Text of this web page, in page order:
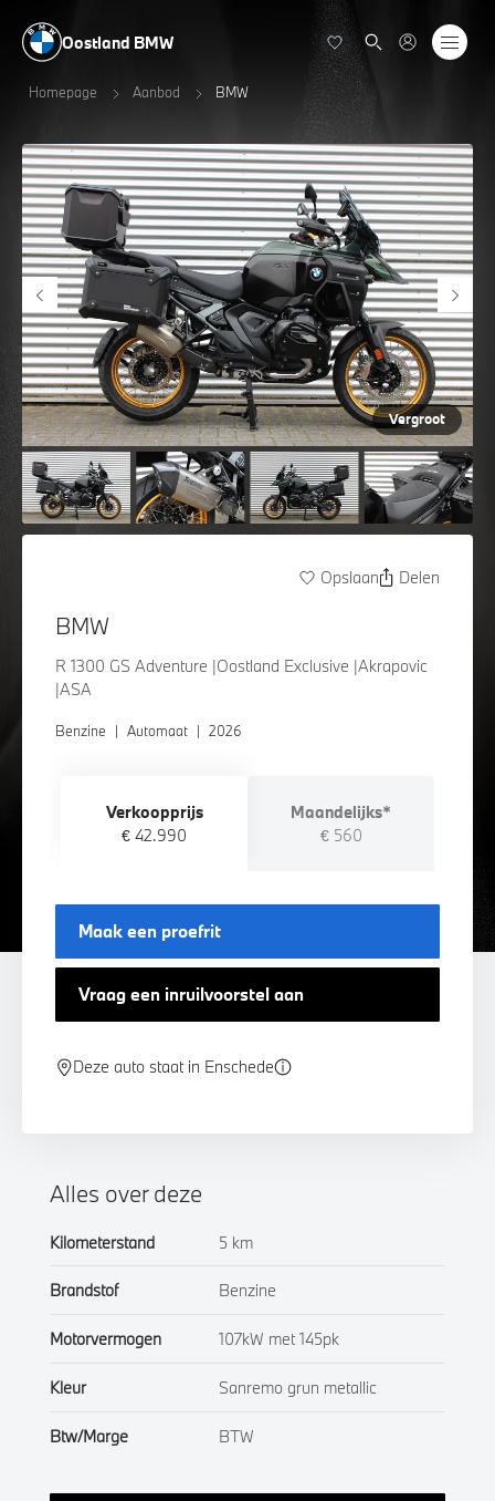
Oostland BMW
Homepage Aanbod BMW
Vergroot
Opslaan Delen
BMW
R 1300 GS Adventure |Oostland Exclusive |Akrapovic
|ASA
Benzine | Automaat | 2026
Verkoopprijs
€ 42.990
Maandelijks*
€ 560
Maak een proefrit
Vraag een inruilvoorstel aan
Deze auto staat in Enschede
Alles over deze
Kilometerstand 5 km
Brandstof Benzine
Motorvermogen 107kW met 145pk
Kleur Sanremo grun metallic
Btw/Marge BTW